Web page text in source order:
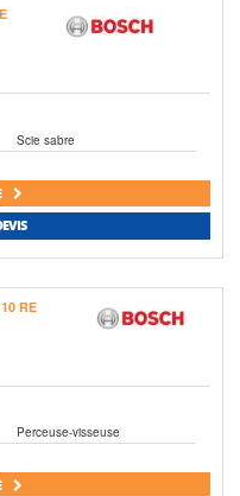
Scie sabre
Perceuse-visseuse